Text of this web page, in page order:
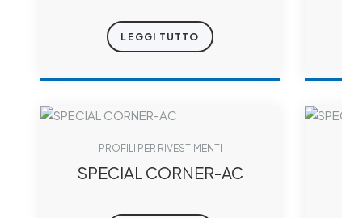
LEGGI TUTTO
PROFILI PER RIVESTIMENTI
SPECIAL CORNER-AC